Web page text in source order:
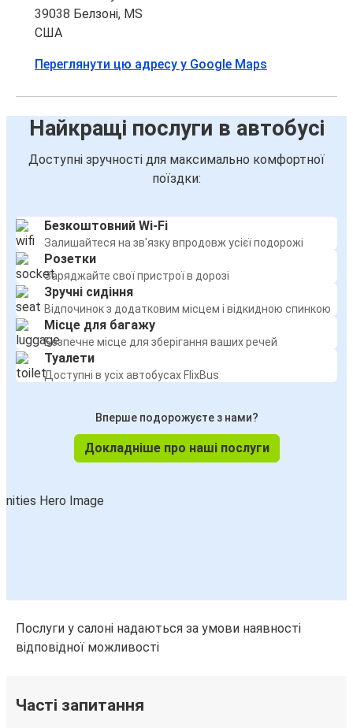
39038 Белзоні, MS
США
Переглянути цю адресу у Google Maps
Найкращі послуги в автобусі
Доступні зручності для максимально комфортної
поїздки:
Безкоштовний Wi-Fi
Залишайтеся на зв'язку впродовж усієї подорожі
Розетки
Заряджайте свої пристрої в дорозі
Зручні сидіння
Відпочинок з додатковим місцем і відкидною спинкою
Місце для багажу
Безпечне місце для зберігання ваших речей
Туалети
Доступні в усіх автобусах FlixBus
Вперше подорожуєте з нами?
Докладніше про наші послуги
Послуги у салоні надаються за умови наявності
відповідної можливості
Часті запитання